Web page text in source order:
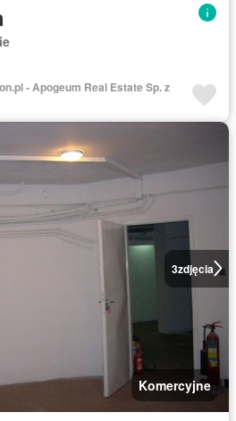
- Apogeum Real Estate Sp. z
3zdjęcia
Komercyjne